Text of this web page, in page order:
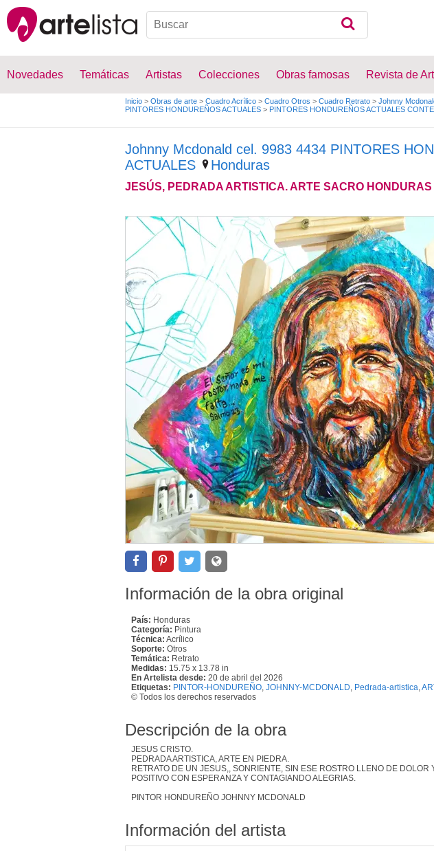
Novedades Temáticas Artistas Colecciones Obras famosas Revista de
Inicio > Obras de arte > Cuadro Acrílico > Cuadro Otros > Cuadro Retrato > Johnny
PINTORES HONDUREÑOS ACTUALES > PINTORES HONDUREÑOS ACTUALES
Johnny Mcdonald cel. 9983 4434 PINTORES
ACTUALES
Honduras
JESÚS, PEDRADA ARTISTICA. ARTE SACRO HONDURAS
Información de la obra original
País: Honduras
Categoría: Pintura
Técnica: Acrílico
Soporte: Otros
Temática: Retrato
Medidas: 15.75 x 13.78 in
En Artelista desde: 20 de abril del 2026
Etiquetas: PINTOR-HONDUREÑO JOHNNY-MCDONALD Pedrada-artistica
© Todos los derechos reservados
Descripción de la obra
JESUS CRISTO.
PEDRADA ARTISTICA, ARTE EN PIEDRA.
RETRATO DE UN JESUS,, SONRIENTE, SIN ESE ROSTRO LLENO DE DOLOR
POSITIVO CON ESPERANZA Y CONTAGIANDO ALEGRIAS.
PINTOR HONDUREÑO JOHNNY MCDONALD
Información del artista